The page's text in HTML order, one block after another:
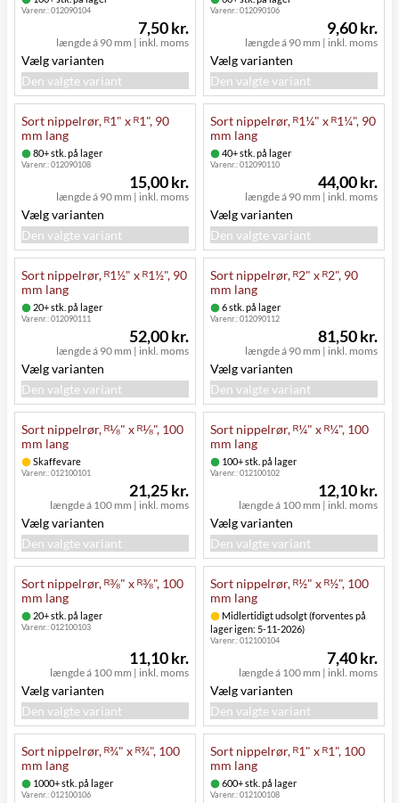
Varenr.:012090104
længde á 90 mm | inkl. moms
7,50 kr.
Vælg varianten
Den valgte variant
Varenr.:012090106
længde á 90 mm | inkl. moms
9,60 kr.
Vælg varianten
Den valgte variant
Sort nippelrør, ᴿ1" x ᴿ1", 90
mm lang
80+ stk. på lager
Varenr.:012090108
længde á 90 mm | inkl. moms
15,00 kr.
Vælg varianten
Den valgte variant
Sort nippelrør, ᴿ1¼" x ᴿ1¼", 90
mm lang
40+ stk. på lager
Varenr.:012090110
længde á 90 mm | inkl. moms
44,00 kr.
Vælg varianten
Den valgte variant
Sort nippelrør, ᴿ1½" x ᴿ1½", 90
mm lang
20+ stk. på lager
Varenr.:012090111
længde á 90 mm | inkl. moms
52,00 kr.
Vælg varianten
Den valgte variant
Sort nippelrør, ᴿ2" x ᴿ2", 90
mm lang
6 stk. på lager
Varenr.:012090112
længde á 90 mm | inkl. moms
81,50 kr.
Vælg varianten
Den valgte variant
Sort nippelrør, ᴿ⅛" x ᴿ⅛", 100
mm lang
Skaffevare
Varenr.:012100101
længde á 100 mm | inkl. moms
21,25 kr.
Vælg varianten
Den valgte variant
Sort nippelrør, ᴿ¼" x ᴿ¼", 100
mm lang
100+ stk. på lager
Varenr.:012100102
længde á 100 mm | inkl. moms
12,10 kr.
Vælg varianten
Den valgte variant
Sort nippelrør, ᴿ⅜" x ᴿ⅜", 100
mm lang
20+ stk. på lager
Varenr.:012100103
længde á 100 mm | inkl. moms
11,10 kr.
Vælg varianten
Den valgte variant
Sort nippelrør, ᴿ½" x ᴿ½", 100
mm lang
Midlertidigt udsolgt (forventes på
lager igen: 5-11-2026)
Varenr.:012100104
længde á 100 mm | inkl. moms
7,40 kr.
Vælg varianten
Den valgte variant
Sort nippelrør, ᴿ¾" x ᴿ¾", 100
mm lang
1000+ stk. på lager
Varenr.:012100106
Sort nippelrør, ᴿ1" x ᴿ1", 100
mm lang
600+ stk. på lager
Varenr.:012100108